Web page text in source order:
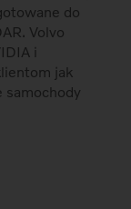
do
Volvo
i
jak
samochody